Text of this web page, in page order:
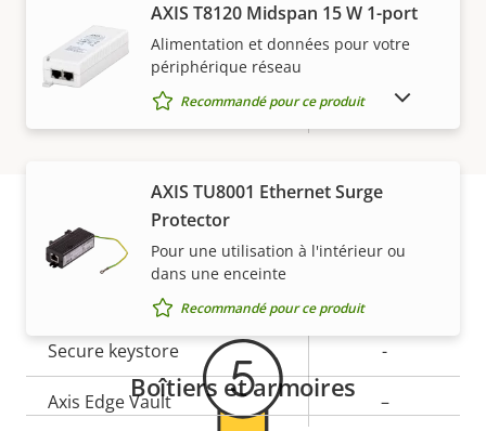
Réseau
de la
Valeur de
la
Description
de la
Valeur de
la
propriété
SE signé Oui
Démarrage sécurisé
Secure keystore -
Axis Edge Vault –
AXIS T8120 Midspan 15 W 1-port
Alimentation et données pour votre
périphérique réseau
Recommandé pour ce produit
AXIS TU8001 Ethernet Surge
Protector
Pour une utilisation à l'intérieur ou
dans une enceinte
Recommandé pour ce produit
Boîtiers et armoires
AFFICHER LES PRODUITS ABANDONNÉS
Garantie